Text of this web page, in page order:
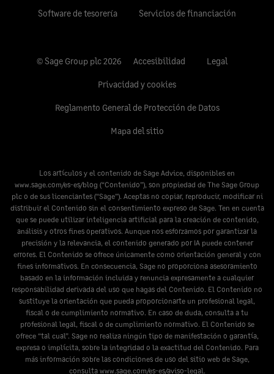
Software de tesorería Servicios de financiación
© Sage Group plc 2026 Accesibilidad Legal
Privacidad y cookies
Reglamento General de Protección de Datos
Mapa del sitio
Los artículos y el contenido de Sage Advice, disponibles en
www.sage.com/es-es/blog (“Contenido”), son propiedad de The Sage Group
plc o de sus licenciantes (“Sage”). Aceptas no copiar, reproducir, modificar ni
distribuir el Contenido sin el consentimiento expreso de Sage. Ten en cuenta
que se puede utilizar inteligencia artificial para la creación de contenido,
análisis y otros fines operativos. Aunque nos esforzamos por garantizar la
precisión y la relevancia, el contenido generado por IA puede contener
errores. El Contenido se ofrece únicamente como orientación general y con
fines informativos. En consecuencia, Sage no proporciona asesoramiento
basado en la información incluida y renuncia expresamente a cualquier
responsabilidad derivada del uso que hagas del Contenido. El Contenido no
sustituye la orientación que pueda proporcionarte un profesional legal,
fiscal o de cumplimiento normativo. En caso de duda, consulta a tu
profesional legal, fiscal o de cumplimiento normativo. El Contenido se
ofrece “tal cual”. Sage no realiza ningún tipo de manifestación o garantía,
expresa o implícita, sobre la integridad o la exactitud del Contenido. Para
más información sobre las condiciones de uso del sitio web de Sage,
consulta www.sage.com/es-es/aviso-legal.